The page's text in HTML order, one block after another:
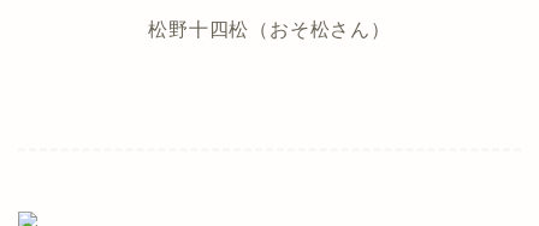
松野十四松（おそ松さん）